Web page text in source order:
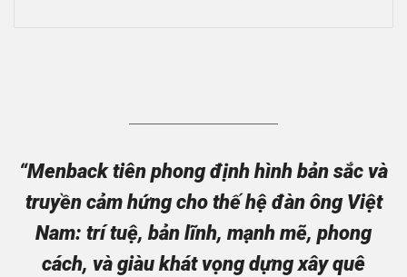
“Menback tiên phong định hình bản sắc và
truyền cảm hứng cho thế hệ đàn ông Việt
Nam: trí tuệ, bản lĩnh, mạnh mẽ, phong
cách, và giàu khát vọng dựng xây quê